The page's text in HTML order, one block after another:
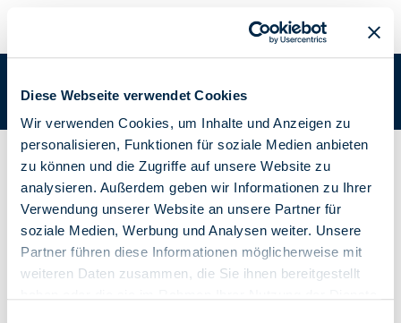
Diese Webseite verwendet Cookies
Wir verwenden Cookies, um Inhalte und Anzeigen zu
personalisieren, Funktionen für soziale Medien anbieten
zu können und die Zugriffe auf unsere Website zu
analysieren. Außerdem geben wir Informationen zu Ihrer
Verwendung unserer Website an unsere Partner für
soziale Medien, Werbung und Analysen weiter. Unsere
Partner führen diese Informationen möglicherweise mit
weiteren Daten zusammen, die Sie ihnen bereitgestellt
Sie befinden sich in:Academy/Academy Dokumente
Rohrmotor mit automatischer oder manueller Einstellung der
elektronischen Endlagen
WAVE WIRE -
Markisen Ø 58